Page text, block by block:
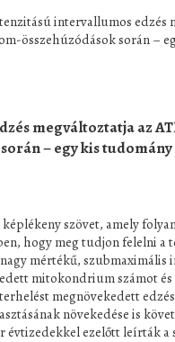
intervallumos edzés
összehúzódások során –
megváltoztatja az
– egy kis tudomány
szövet, amely
hogy meg tudjon felelni a
mértékű,
mitokondrium számot
megnövekedett
növekedése is
ezelőtt leírták a